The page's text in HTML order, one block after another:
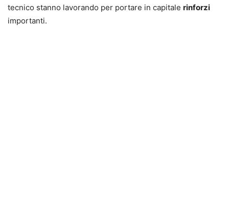
tecnico stanno lavorando per portare in capitale rinforzi
importanti.